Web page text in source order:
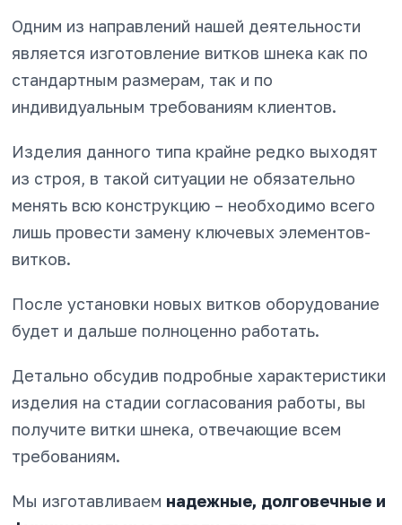
Одним из направлений нашей деятельности
является изготовление витков шнека как по
стандартным размерам, так и по
индивидуальным требованиям клиентов.
Изделия данного типа крайне редко выходят
из строя, в такой ситуации не обязательно
менять всю конструкцию – необходимо всего
лишь провести замену ключевых элементов-
витков.
После установки новых витков оборудование
будет и дальше полноценно работать.
Детально обсудив подробные характеристики
изделия на стадии согласования работы, вы
получите витки шнека, отвечающие всем
требованиям.
Мы изготавливаем надежные, долговечные и